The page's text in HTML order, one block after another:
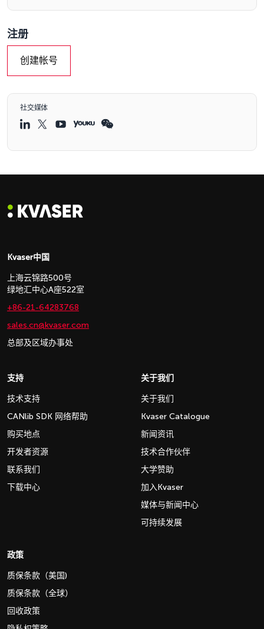
注册
创建帐号
社交媒体
Kvaser中国
上海云锦路500号
绿地汇中心A座522室
+86-21-64283768
sales.cn@kvaser.com
总部及区域办事处
支持
技术支持
CANlib SDK 网络帮助
购买地点
开发者资源
联系我们
下载中心
关于我们
关于我们
Kvaser Catalogue
新闻资讯
技术合作伙伴
大学赞助
加入Kvaser
媒体与新闻中心
可持续发展
政策
质保条款（美国)
质保条款（全球）
回收政策